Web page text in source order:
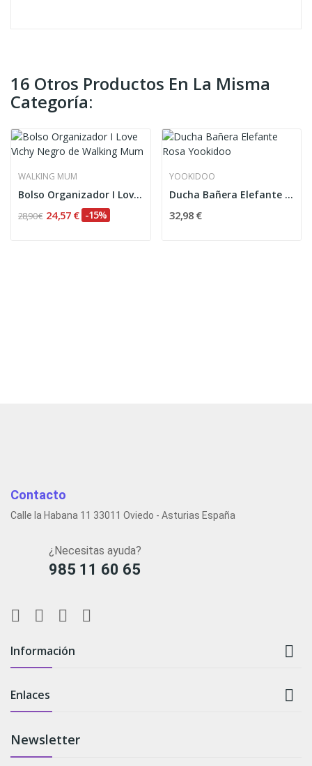
16 Otros Productos En La Misma
Categoría:
WALKING MUM
Bolso Organizador I Love Vichy Negro de Walking...
28,90 € 24,57 € -15%
YOOKIDOO
Ducha Bañera Elefante Rosa Yookidoo
32,98 €
Contacto
Calle la Habana 11 33011 Oviedo - Asturias España
¿Necesitas ayuda?
985 11 60 65
Información 
Enlaces 
Newsletter